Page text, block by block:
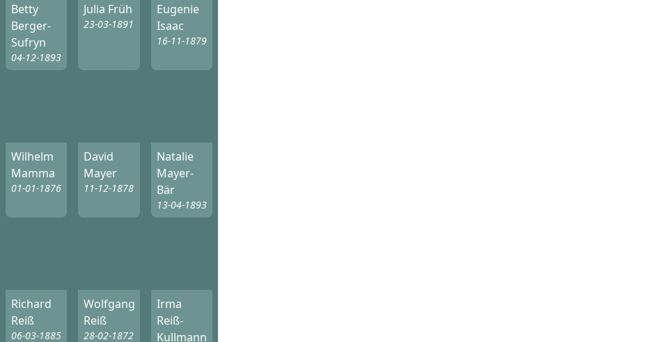
Betty
Berger-
Sufryn
04-12-1893
Julia Früh
23-03-1891
Eugenie
Isaac
16-11-1879
Wilhelm
Mamma
01-01-1876
David
Mayer
11-12-1878
Natalie
Mayer-
Bär
13-04-1893
Richard
Reiß
06-03-1885
Wolfgang
Reiß
28-02-1872
Irma
Reiß-
Kullmann